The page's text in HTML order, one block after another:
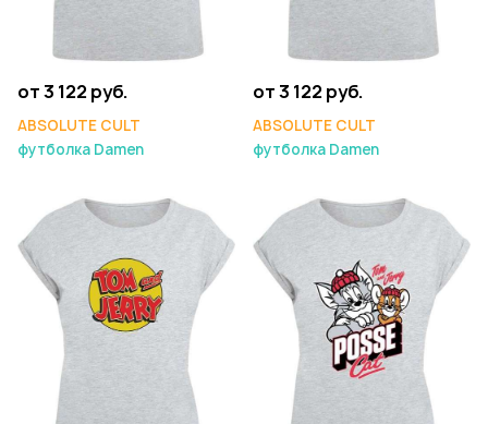
от 3 122 руб.
ABSOLUTE CULT
футболка Damen
от 3 122 руб.
ABSOLUTE CULT
футболка Damen